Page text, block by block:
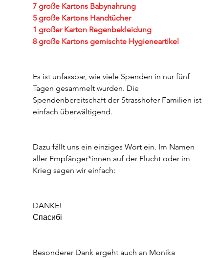
7 große Kartons Babynahrung
5 große Kartons Handtücher
1 großer Karton Regenbekleidung
8 große Kartons gemischte Hygieneartikel
Es ist unfassbar, wie viele Spenden in nur fünf
Tagen gesammelt wurden. Die
Spendenbereitschaft der Strasshofer Familien ist
einfach überwältigend.
Dazu fällt uns ein einziges Wort ein. Im Namen
aller Empfänger*innen auf der Flucht oder im
Krieg sagen wir einfach:
DANKE!
Спасибі
Besonderer Dank ergeht auch an Monika